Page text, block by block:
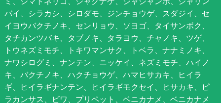
バイ、シラカシ、シロダモ、ジンチョウゲ、スダジイ、セ
イヨウバクチノキ、センリョウ、ソヨゴ、タイサンボク、
タチカンツバキ、タブノキ、タラヨウ、チャノキ、ツゲ、
トウネズミモチ、トキワマンサク、トベラ、ナナミノキ、
ナワシログミ、ナンテン、ニッケイ、ネズミモチ、ハイノ
キ、バクチノキ、ハクチョウゲ、ハマヒサカキ、ヒイラ
ギ、ヒイラギナンテン、ヒイラギモクセイ、ヒサカキ、ピ
ラカンサス、ビワ、プリペット、ベニカナメ、ベニカナメ